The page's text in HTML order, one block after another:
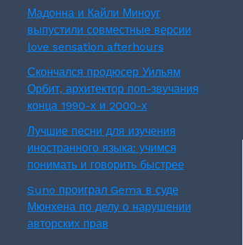
Мадонна и Кайли Миноуг
выпустили совместные версии
love sensation afterhours
Скончался продюсер Уильям
Орбит, архитектор поп-звучания
конца 1990-х и 2000-х
Лучшие песни для изучения
иностранного языка: учимся
понимать и говорить быстрее
Suno проиграл Gema в суде
Мюнхена по делу о нарушении
авторских прав